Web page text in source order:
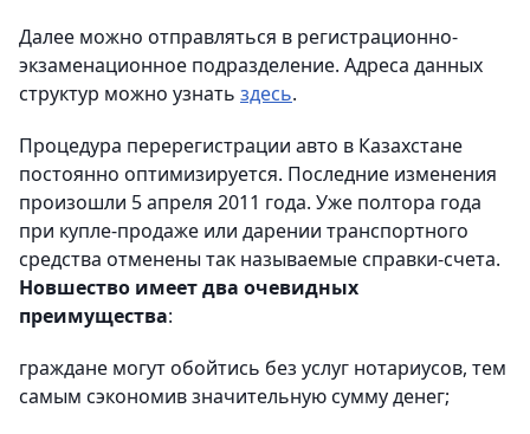
Далее можно отправляться в регистрационно-
экзаменационное подразделение. Адреса данных
структур можно узнать здесь.
Процедура перерегистрации авто в Казахстане
постоянно оптимизируется. Последние изменения
произошли 5 апреля 2011 года. Уже полтора года
при купле-продаже или дарении транспортного
средства отменены так называемые справки-счета.
Новшество имеет два очевидных
преимущества:
граждане могут обойтись без услуг нотариусов, тем
самым сэкономив значительную сумму денег;